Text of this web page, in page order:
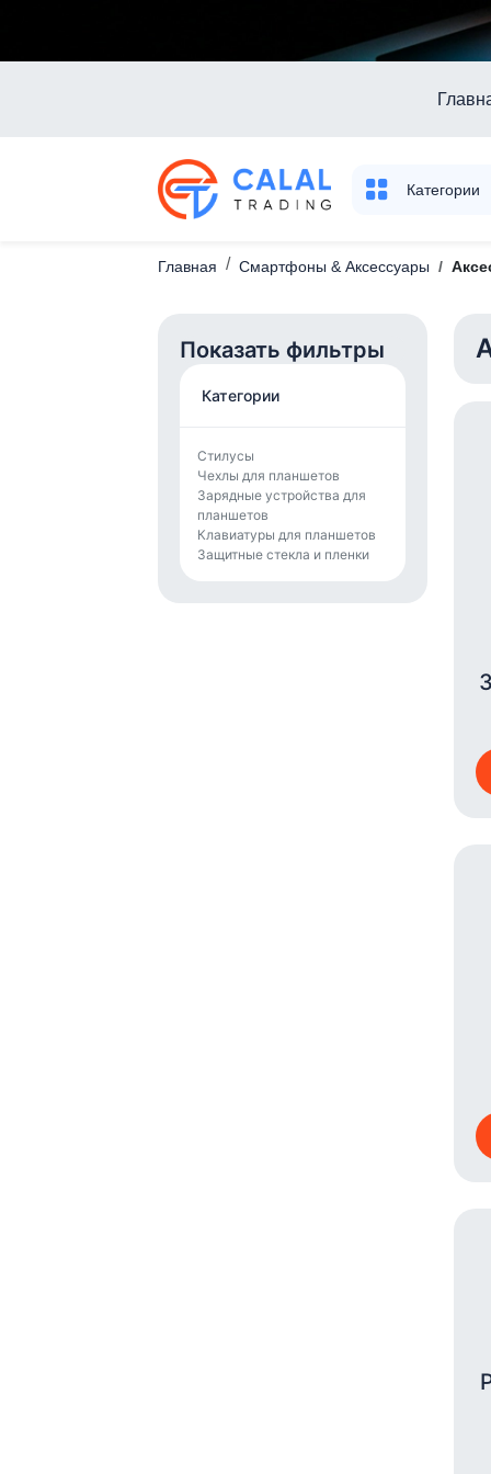
Категории
Главная Смартфоны & Aксессуары
Показать фильтры
Категории
Стилусы
Чехлы для планшетов
Зарядные устройства для
планшетов
Клавиатуры для планшетов
Защитные стекла и пленки